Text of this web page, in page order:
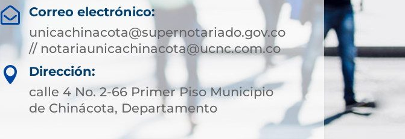

Correo electrónico:
unicachinacota@supernotariado.gov.co
// notariaunicachinacota@ucnc.com.co

Dirección:
calle 4 No. 2-66 Primer Piso Municipio
de Chinácota, Departamento